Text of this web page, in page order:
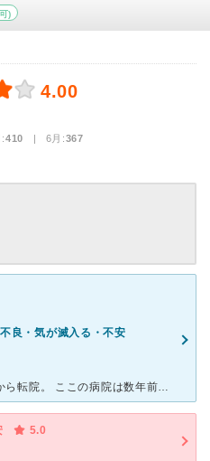
)
4.00
410 | 6月:367
良・気が滅入る・不安
過度の緊張・不安でクリニックから転院。 ここの病院は数年前に建替えしており、外観も内観も綺麗です。 また、病院内には入院部屋・CT・歯科などもあり、かなり充実しています。 診察室は５部屋ぐら
5.0